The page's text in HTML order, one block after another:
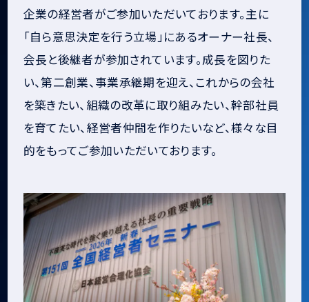
企業の経営者がご参加いただいております。主に
「自ら意思決定を行う立場」にあるオーナー社長、
会長と後継者が参加されています。成長を図りた
い、第二創業、事業承継期を迎え、これからの会社
を築きたい、組織の改革に取り組みたい、幹部社員
を育てたい、経営者仲間を作りたいなど、様々な目
的をもってご参加いただいております。